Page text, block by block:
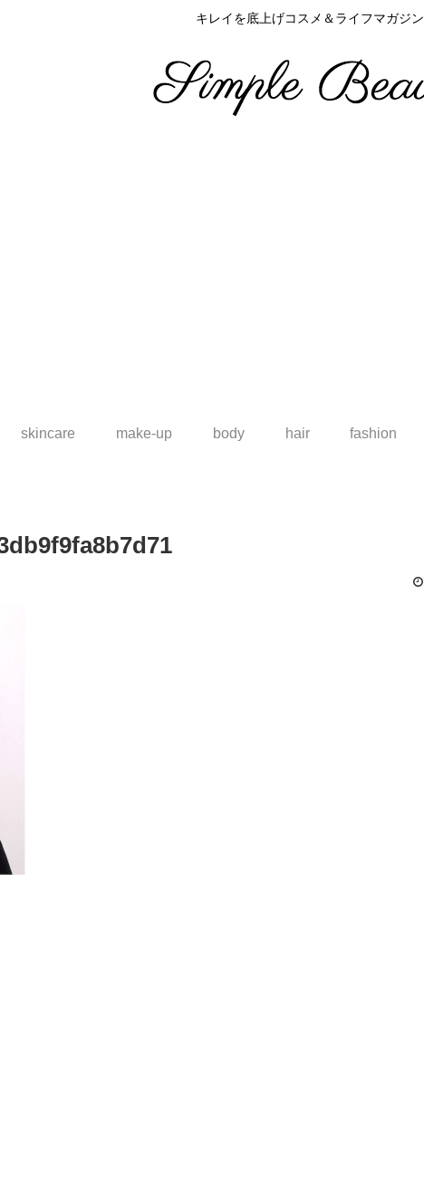
キレイを底上げコスメ＆ライフマガジン
skincare make-up body hair fashion